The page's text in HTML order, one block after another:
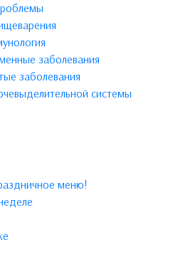
заболевания
заболевания
системы
меню!